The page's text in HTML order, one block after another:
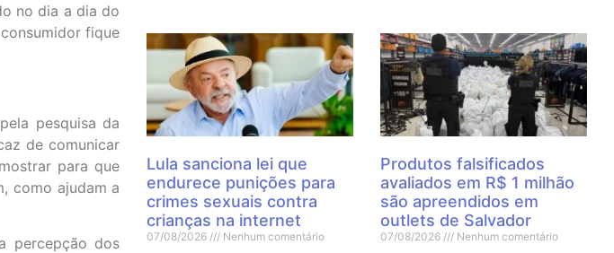
no dia a dia do
fique
pesquisa da
de comunicar
para que
como ajudam a
percepção dos
Lula sanciona lei que
endurece punições para
crimes sexuais contra
crianças na internet
07/08/2026 Nenhum comentário
Produtos falsificados
avaliados em R$ 1 milhão
são apreendidos em
outlets de Salvador
07/08/2026 Nenhum comentário